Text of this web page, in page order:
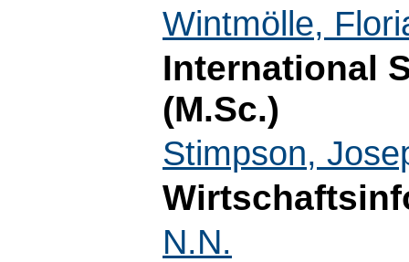
Wintmölle,
International
(M.Sc.)
Stimpson,
N.N.